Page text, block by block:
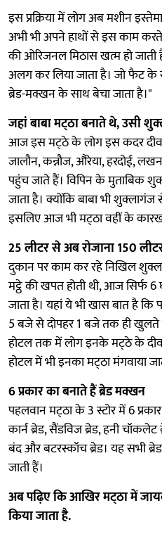
इस प्रक्रिया में लोग अब मशीन
अभी भी अपने हाथों से इस काम
की ओरिजनल मिठास खत्म हो
अलग कर लिया जाता है। जो फैट
ब्रेड-मक्खन के साथ बेचा जाता है।"
जहां बाबा मट्‌ठा बनाते थे, उसी
आज इस मट्‌ठे के लोग इस कदर
जालौन, कन्नौज, औरेया, हरदोई,
पहुंच जाते हैं। विपिन के मुताबिक
जाता है। क्योंकि बाबा भी
इसलिए आज भी मट्‌ठा वहीं के
25 लीटर से अब रोजाना 150
दुकान पर काम कर रहे निखिल
मट्ठे की खपत होती थी, आज सिर्फ
जाता है। यहां ये भी खास बात है
5 बजे से दोपहर 1 बजे तक ही
होटल तक में लोग इनके मट्‌ठे के
होटल में भी इनका मट्‌ठा मंगवाया
6 प्रकार का बनाते हैं ब्रेड मक्खन
पहलवान मट्‌ठा के 3 स्टोर में 6
कार्न ब्रेड, सैंडविज ब्रेड, हनी चॉकलेट
बंद और बटरस्कॉच ब्रेड। यह सभी
जाती हैं।
अब पढ़िए कि आखिर मट्‌ठा में
किया जाता है.